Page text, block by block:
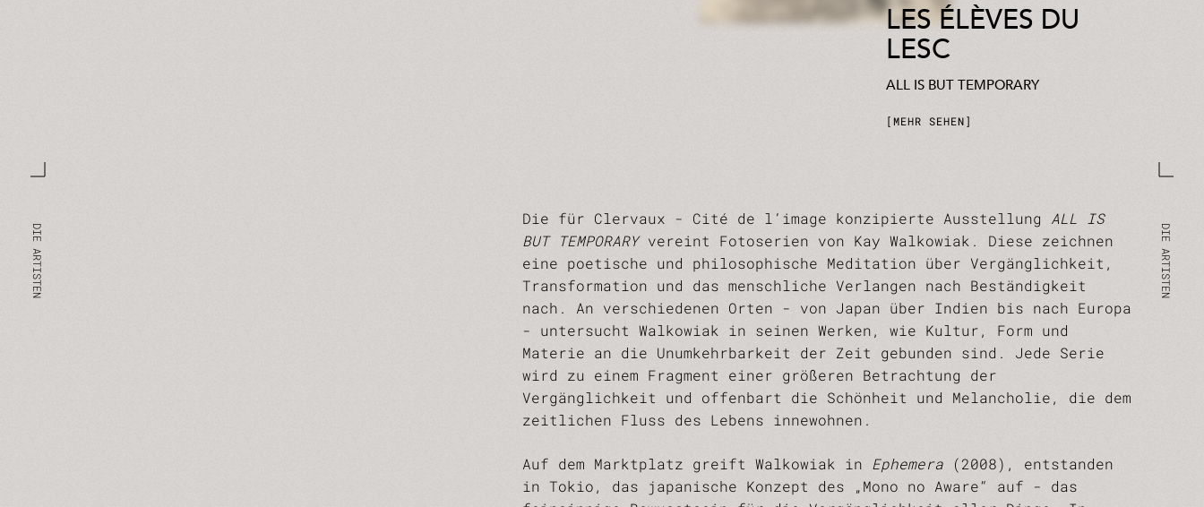
LES ÉLÈVES DU
LESC
ALL IS BUT TEMPORARY
MEHR SEHEN
Die für Clervaux - Cité de l’image konzipierte Ausstellung ALL IS
BUT TEMPORARYvereint Fotoserien von Kay Walkowiak. Diese zeichnen
eine poetische und philosophische Meditation über Vergänglichkeit,
Transformation und das menschliche Verlangen nach Beständigkeit
nach. An verschiedenen Orten - von Japan über Indien bis nach Europa
- untersucht Walkowiak in seinen Werken, wie Kultur, Form und
Materie an die Unumkehrbarkeit der Zeit gebunden sind. Jede Serie
wird zu einem Fragment einer größeren Betrachtung der
Vergänglichkeit und offenbart die Schönheit und Melancholie, die dem
zeitlichen Fluss des Lebens innewohnen.
Auf dem Marktplatz greift Walkowiak in Ephemera(2008), entstanden
in Tokio, das japanische Konzept des „Mono no Aware“ auf - das